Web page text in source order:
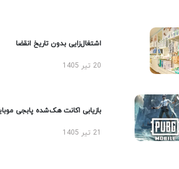
اشتغال‌زایی بدون تاریخ انقضا
20 تیر 1405
بازیابی اکانت هک‌شده پابجی موبایل